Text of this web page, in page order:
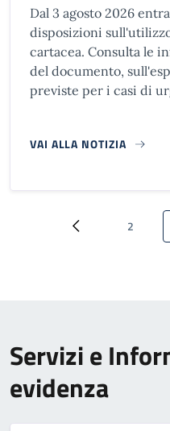
Dal 3 agosto 2026
disposizioni
cartacea. Consulta le
del documento,
previste per i casi di
VAI ALLA NOTIZIA
Paginazione
Pagina precedente
Pagina
2
Servizi e
evidenza